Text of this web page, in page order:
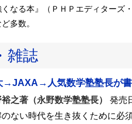
なる本』（ＰＨＰエディターズ
多数。
雑誌
→JAXA→人気数学塾塾長が書
之著（永野数学塾塾長）
発売
のない時代を生き抜くために必